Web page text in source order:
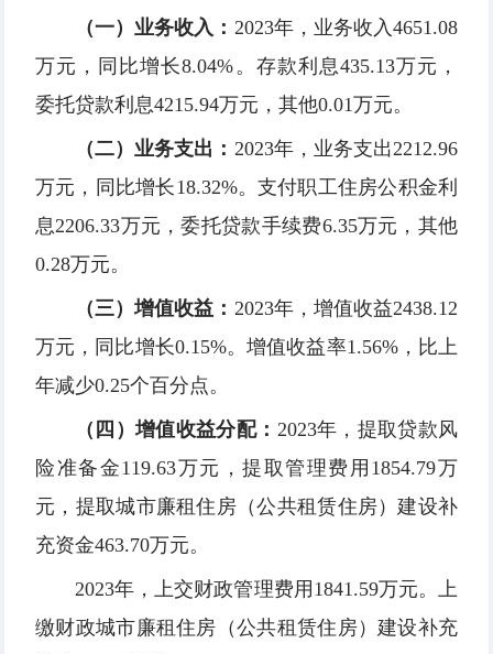
（一）业务收入： 2023年，业务收入4651.08
万元，同比增长8.04%。存款利息435.13万元，
委托贷款利息4215.94万元，其他0.01万元。
（二）业务支出： 2023年，业务支出2212.96
万元，同比增长18.32%。支付职工住房公积金利
息2206.33万元，委托贷款手续费6.35万元，其他
0.28万元。
（三）增值收益 ： 2023年，增值收益2438.12
万元，同比增长0.15%。增值收益率1.56%，比上
年减少0.25个百分点。
（四）增值收益分配： 2023年，提取贷款风
险准备金119.63万元，提取管理费用1854.79万
元，提取城市廉租住房（公共租赁住房）建设补
充资金463.70万元。
2023年，上交财政管理费用1841.59万元。上
缴财政城市廉租住房（公共租赁住房）建设补充